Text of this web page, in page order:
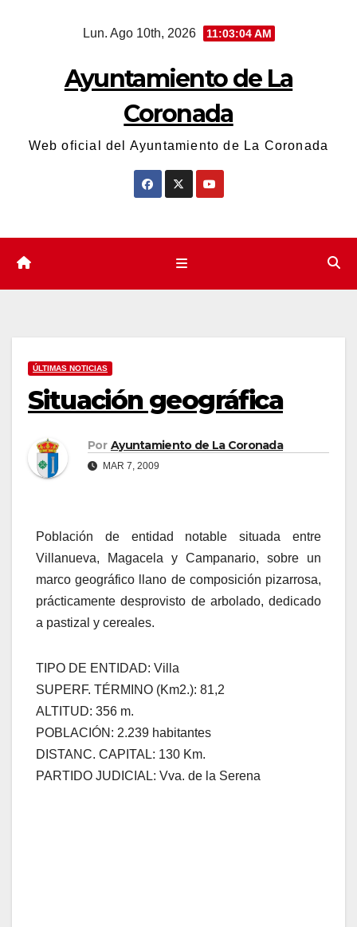
Lun. Ago 10th, 2026 11:03:04 AM
Ayuntamiento de La
Coronada
Web oficial del Ayuntamiento de La Coronada
ÚLTIMAS NOTICIAS
Situación geográfica
Por Ayuntamiento de La Coronada
MAR 7, 2009
Población de entidad notable situada entre
Villanueva, Magacela y Campanario, sobre un
marco geográfico llano de composición pizarrosa,
prácticamente desprovisto de arbolado, dedicado
a pastizal y cereales.
TIPO DE ENTIDAD: Villa
SUPERF. TÉRMINO (Km2.): 81,2
ALTITUD: 356 m.
POBLACIÓN: 2.239 habitantes
DISTANC. CAPITAL: 130 Km.
PARTIDO JUDICIAL: Vva. de la Serena